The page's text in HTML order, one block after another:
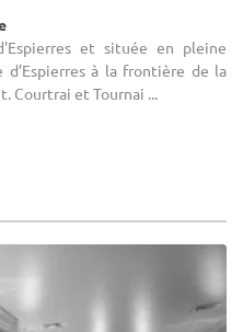
et située en pleine
à la frontière de la
Courtrai et Tournai ...